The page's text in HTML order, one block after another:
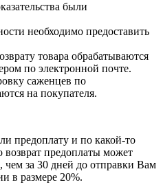
были
необходимо предоставить
товара обрабатываются
по электронной почте.
саженцев по
на покупателя.
предоплату и по какой-то
возврат предоплаты может
чем за 30 дней до отправки Вам
в размере 20%.